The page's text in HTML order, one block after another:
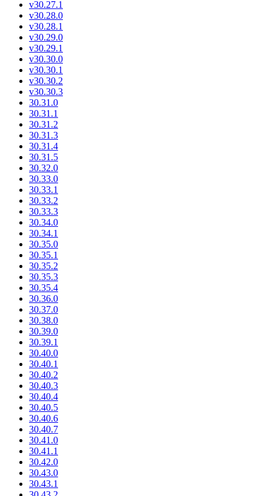
v30.27.1
v30.28.0
v30.28.1
v30.29.0
v30.29.1
v30.30.0
v30.30.1
v30.30.2
v30.30.3
30.31.0
30.31.1
30.31.2
30.31.3
30.31.4
30.31.5
30.32.0
30.33.0
30.33.1
30.33.2
30.33.3
30.34.0
30.34.1
30.35.0
30.35.1
30.35.2
30.35.3
30.35.4
30.36.0
30.37.0
30.38.0
30.39.0
30.39.1
30.40.0
30.40.1
30.40.2
30.40.3
30.40.4
30.40.5
30.40.6
30.40.7
30.41.0
30.41.1
30.42.0
30.43.0
30.43.1